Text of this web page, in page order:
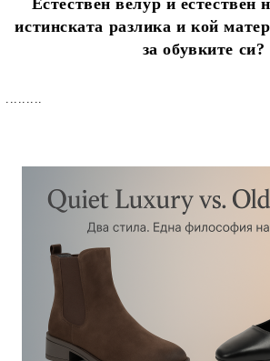
истинската разлика и кой
за обувките си?